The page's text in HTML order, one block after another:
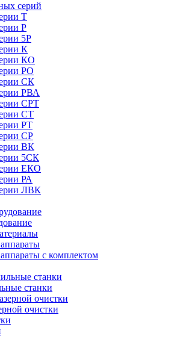
серий
Т
Р
5Р
К
КО
РО
СК
РВА
СРТ
СТ
РТ
СР
ВК
5СК
ЕКО
РА
ЛВК
с комплектом
станки
очистки